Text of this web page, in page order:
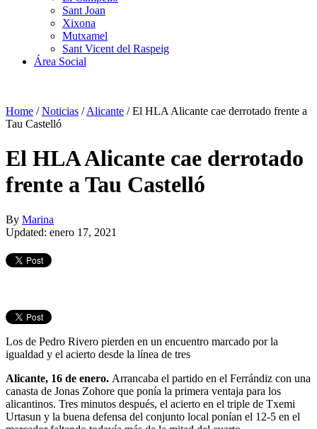
Sant Joan
Xixona
Mutxamel
Sant Vicent del Raspeig
Área Social
Home /Noticias /Alicante /El HLA Alicante cae derrotado frente a
Tau Castelló
El HLA Alicante cae derrotado
frente a Tau Castelló
By Marina
Updated: enero 17, 2021
Los de Pedro Rivero pierden en un encuentro marcado por la
igualdad y el acierto desde la línea de tres
Alicante, 16 de enero. Arrancaba el partido en el Ferrándiz con una
canasta de Jonas Zohore que ponía la primera ventaja para los
alicantinos. Tres minutos después, el acierto en el triple de Txemi
Urtasun y la buena defensa del conjunto local ponían el 12-5 en el